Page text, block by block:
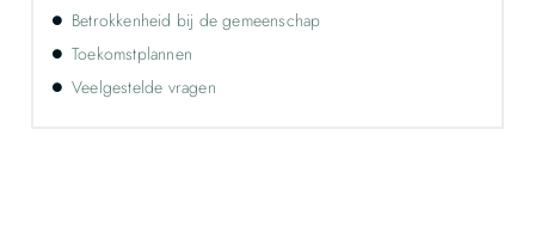
Betrokkenheid bij de gemeenschap
Toekomstplannen
Veelgestelde vragen